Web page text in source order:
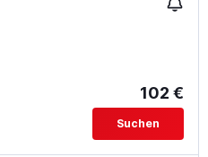
102 €
Suchen